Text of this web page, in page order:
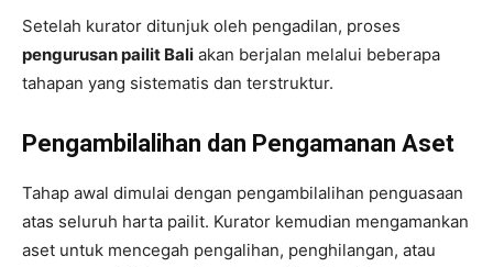
Setelah kurator ditunjuk oleh pengadilan, proses
pengurusan pailit Bali akan berjalan melalui beberapa
tahapan yang sistematis dan terstruktur.
Pengambilalihan dan Pengamanan Aset
Tahap awal dimulai dengan pengambilalihan penguasaan
atas seluruh harta pailit. Kurator kemudian mengamankan
aset untuk mencegah pengalihan, penghilangan, atau